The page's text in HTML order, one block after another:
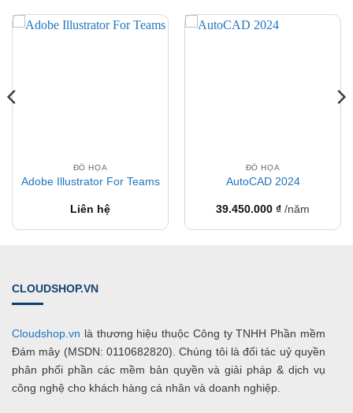
ĐỒ HỌA
Adobe Illustrator For Teams
Liên hệ
ĐỒ HỌA
AutoCAD 2024
39.450.000 ₫ /năm
CLOUDSHOP.VN
Cloudshop.vn là thương hiệu thuộc Công ty TNHH Phần mềm
Đám mây (MSDN: 0110682820). Chúng tôi là đối tác uỷ quyền
phân phối phần các mềm bản quyền và giải pháp & dịch vụ
công nghệ cho khách hàng cá nhân và doanh nghiệp.